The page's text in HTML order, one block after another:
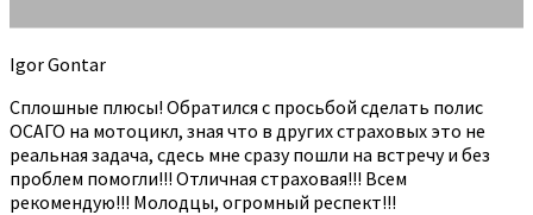
Igor Gontar
Сплошные плюсы! Обратился с просьбой сделать полис
ОСАГО на мотоцикл, зная что в других страховых это не
реальная задача, сдесь мне сразу пошли на встречу и без
проблем помогли!!! Отличная страховая!!! Всем
рекомендую!!! Молодцы, огромный респект!!!